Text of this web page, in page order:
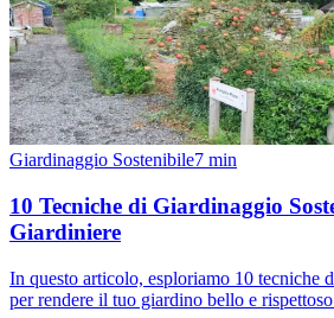
Giardinaggio Sostenibile7 min
10 Tecniche di Giardinaggio
Giardiniere
In questo articolo, esploriamo 10 tecniche
per rendere il tuo giardino bello e